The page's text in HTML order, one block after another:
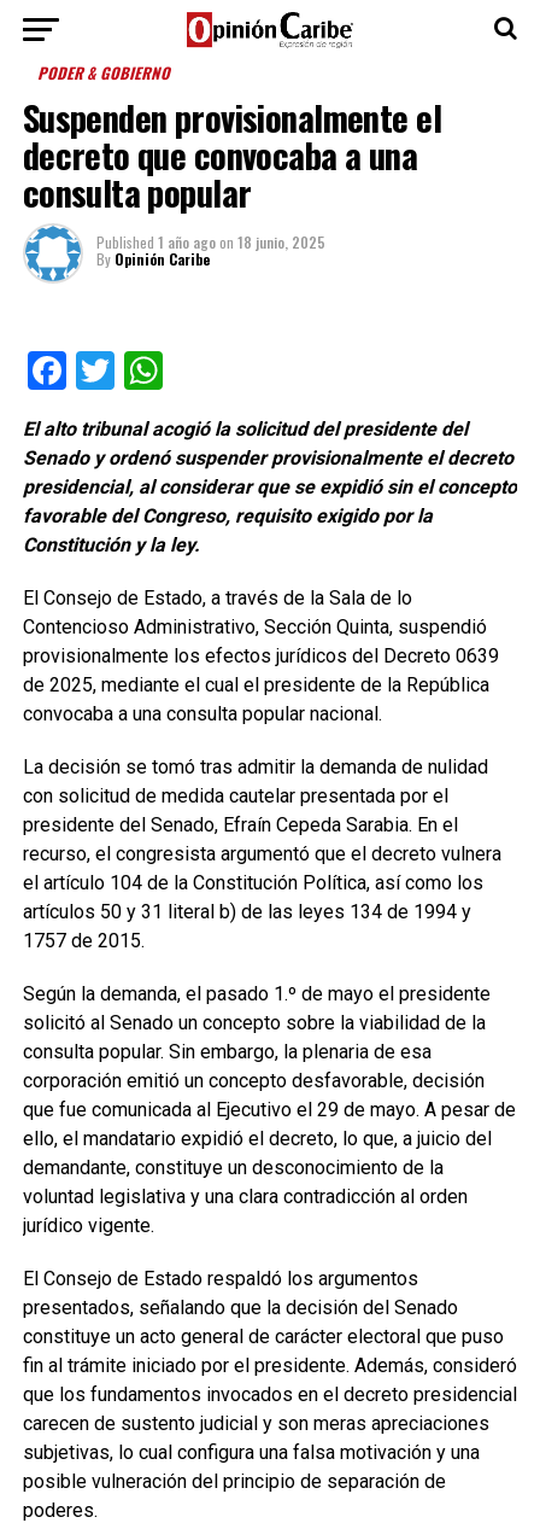
PODER & GOBIERNO
Suspenden provisionalmente el
decreto que convocaba a una
consulta popular
Published 1 año agoon 18 junio, 2025
By Opinión Caribe
Facebook
TwitterWhatsApp
El alto tribunal acogió la solicitud del presidente del
Senado y ordenó suspender provisionalmente el decreto
presidencial, al considerar que se expidió sin el concepto
favorable del Congreso, requisito exigido por la
Constitución y la ley.
El Consejo de Estado, a través de la Sala de lo
Contencioso Administrativo, Sección Quinta, suspendió
provisionalmente los efectos jurídicos del Decreto 0639
de 2025, mediante el cual el presidente de la República
convocaba a una consulta popular nacional.
La decisión se tomó tras admitir la demanda de nulidad
con solicitud de medida cautelar presentada por el
presidente del Senado, Efraín Cepeda Sarabia. En el
recurso, el congresista argumentó que el decreto vulnera
el artículo 104 de la Constitución Política, así como los
artículos 50 y 31 literal b) de las leyes 134 de 1994 y
1757 de 2015.
Según la demanda, el pasado 1.º de mayo el presidente
solicitó al Senado un concepto sobre la viabilidad de la
consulta popular. Sin embargo, la plenaria de esa
corporación emitió un concepto desfavorable, decisión
que fue comunicada al Ejecutivo el 29 de mayo. A pesar de
ello, el mandatario expidió el decreto, lo que, a juicio del
demandante, constituye un desconocimiento de la
voluntad legislativa y una clara contradicción al orden
jurídico vigente.
El Consejo de Estado respaldó los argumentos
presentados, señalando que la decisión del Senado
constituye un acto general de carácter electoral que puso
fin al trámite iniciado por el presidente. Además, consideró
que los fundamentos invocados en el decreto presidencial
carecen de sustento judicial y son meras apreciaciones
subjetivas, lo cual configura una falsa motivación y una
posible vulneración del principio de separación de
poderes.